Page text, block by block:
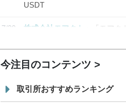
USDT
7/30
株式会社モアクト
「モアク
「 JPYC」を追加
19:30
てステーブルコイン「JPYSC
説セミナーを開催
今注目のコンテンツ
取引所おすすめランキング